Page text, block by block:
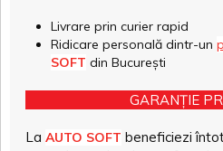
Livrare prin curier rapid
Ridicare personală dintr-un
SOFT din București
GARANȚIE
La AUTO SOFT beneficiezi